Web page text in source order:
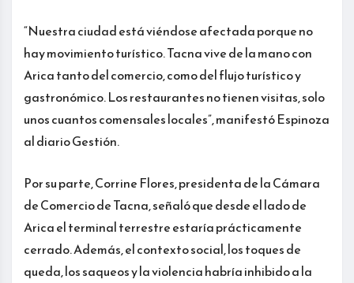
“Nuestra ciudad está viéndose afectada porque no
hay movimiento turístico. Tacna vive de la mano con
Arica tanto del comercio, como del flujo turístico y
gastronómico. Los restaurantes no tienen visitas, solo
unos cuantos comensales locales”, manifestó Espinoza
al diario Gestión.
Por su parte, Corrine Flores, presidenta de la Cámara
de Comercio de Tacna, señaló que desde el lado de
Arica el terminal terrestre estaría prácticamente
cerrado. Además, el contexto social, los toques de
queda, los saqueos y la violencia habría inhibido a la